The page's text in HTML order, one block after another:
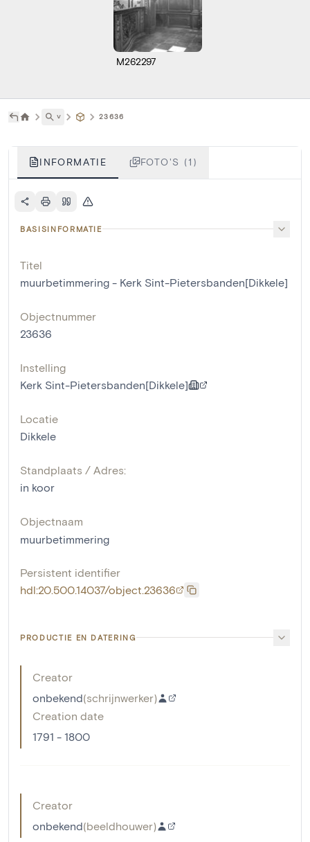
M262297
˅ 23636
INFORMATIE FOTO'S (1)
BASISINFORMATIE
Titel
muurbetimmering - Kerk Sint-Pietersbanden[Dikkele]
Objectnummer
23636
Instelling
Kerk Sint-Pietersbanden[Dikkele]
Locatie
Dikkele
Standplaats / Adres:
in koor
Objectnaam
muurbetimmering
Persistent identifier
hdl:20.500.14037/object.23636
PRODUCTIE EN DATERING
Creator
onbekend(schrijnwerker)
Creation date
1791 - 1800
Creator
onbekend(beeldhouwer)